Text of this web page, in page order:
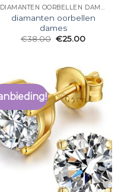
DIAMANTEN OORBELLEN DAMES
diamanten oorbellen
dames
€38.00 €25.00